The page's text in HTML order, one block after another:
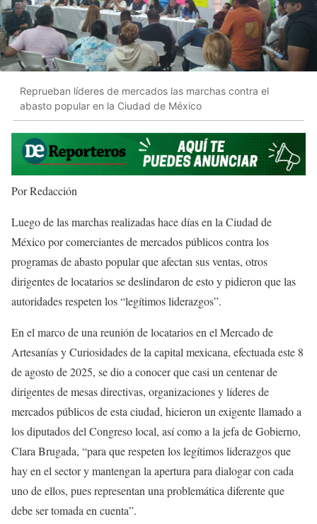
Reprueban líderes de mercados las marchas contra el
abasto popular en la Ciudad de México
Por Redacción
Luego de las marchas realizadas hace días en la Ciudad de
México por comerciantes de mercados públicos contra los
programas de abasto popular que afectan sus ventas, otros
dirigentes de locatarios se deslindaron de esto y pidieron que las
autoridades respeten los “legítimos liderazgos”.
En el marco de una reunión de locatarios en el Mercado de
Artesanías y Curiosidades de la capital mexicana, efectuada este 8
de agosto de 2025, se dio a conocer que casi un centenar de
dirigentes de mesas directivas, organizaciones y líderes de
mercados públicos de esta ciudad, hicieron un exigente llamado a
los diputados del Congreso local, así como a la jefa de Gobierno,
Clara Brugada, “para que respeten los legítimos liderazgos que
hay en el sector y mantengan la apertura para dialogar con cada
uno de ellos, pues representan una problemática diferente que
debe ser tomada en cuenta”.